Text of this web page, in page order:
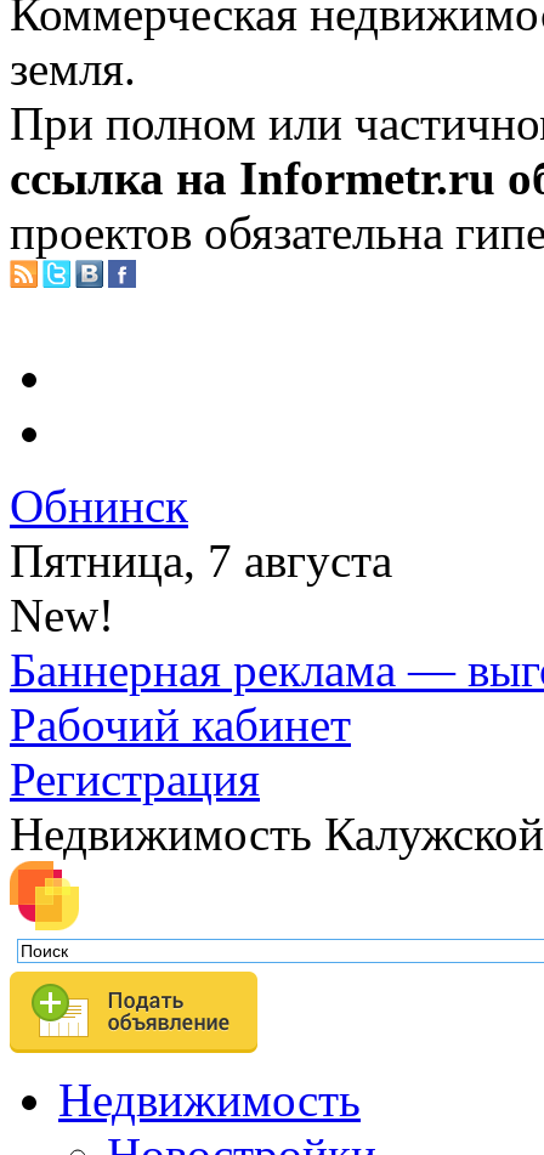
Коммерческая
земля.
При полном или
ссылка на Informetr.ru
проектов обязательна
Обнинск
Пятница, 7 августа
New!
Баннерная реклама —
Рабочий кабинет
Регистрация
Недвижимость
Недвижимость